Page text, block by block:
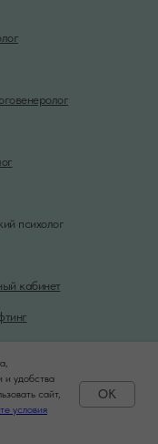
и удобства
сайт,
условия
OK
психолог
кабинет
вопрос